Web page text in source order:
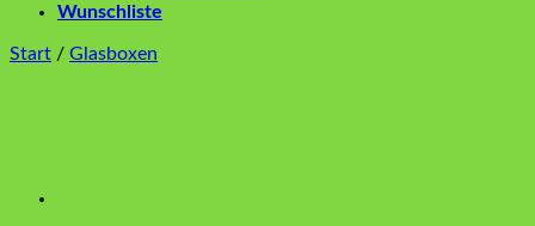
Wunschliste
Start / Glasboxen